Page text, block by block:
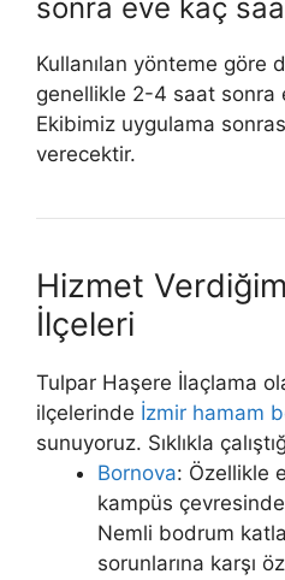
sonra eve kaç
Kullanılan yönteme göre
genellikle 2-4 saat sonra
Ekibimiz uygulama
verecektir.
Hizmet
İlçeleri
Tulpar Haşere İlaçlama
ilçelerinde İzmir hamam
sunuyoruz. Sıklıkla
Bornova: Özellikle
kampüs
Nemli bodrum
sorunlarına karşı